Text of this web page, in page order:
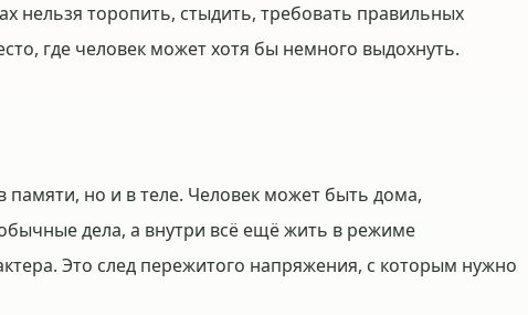
нельзя торопить, стыдить, требовать правильных
где человек может хотя бы немного выдохнуть.
памяти, но и в теле. Человек может быть дома,
дела, а внутри всё ещё жить в режиме
Это след пережитого напряжения, с которым нужно